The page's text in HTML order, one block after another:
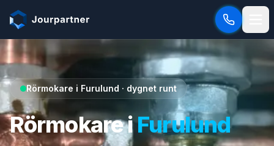
Hoppa till innehåll
Rörmokare i Furulund · dygnet runt
Rörmokare iFurulund